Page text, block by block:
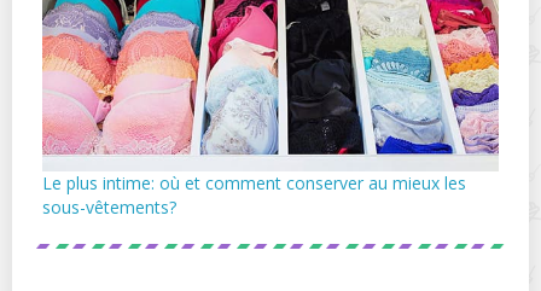
Le plus intime: où et comment conserver au mieux les
sous-vêtements?